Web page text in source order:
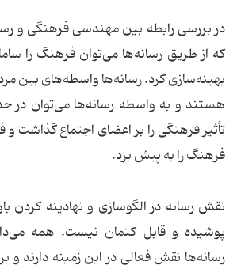
در بررسی رابطه بین مهندسی فرهنگی و
که از طریق رسانه‌ها می‌توان فرهنگ را
بهینه‌سازی کرد. رسانه‌ها واسطه‌های بین
هستند و به واسطه رسانه‌ها می‌توان در
تأثیر فرهنگی را بر اعضای اجتماع گذاشت
فرهنگ را به پیش برد.
نقش رسانه در الگوسازی و نهادینه کردن
پوشیده و قابل کتمان نیست. همه
رسانه‌ها نقش فعالی در این زمینه دارند